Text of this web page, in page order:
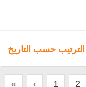
الترتيب حسب التاريخ
« ‹ 1 2